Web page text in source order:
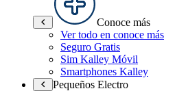
Conoce más
Ver todo en conoce más
Seguro Gratis
Sim Kalley Móvil
Smartphones Kalley
Pequeños Electro